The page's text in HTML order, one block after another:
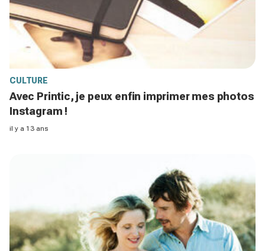
CULTURE
Avec Printic, je peux enfin imprimer mes photos
Instagram !
il y a 13 ans